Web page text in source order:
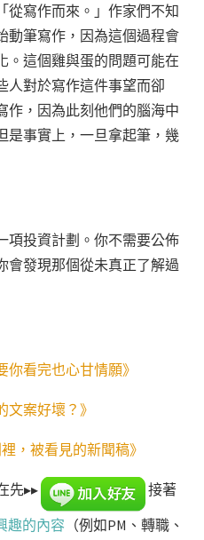
從寫作而來。」作家們不知
動筆寫作，因為這個過程會
。這個雞與蛋的問題可能在
人對於寫作這件事望而卻
作，因為此刻他們的腦海中
是事實上，一旦拿起筆，幾
項投資計劃。你不需要公佈
會發現那個從未真正了解過
你看完也心甘情願》
文案好壞？》
，被看見的新聞稿》
先▸▸
接著
趣的內容 （例如PM、轉職、